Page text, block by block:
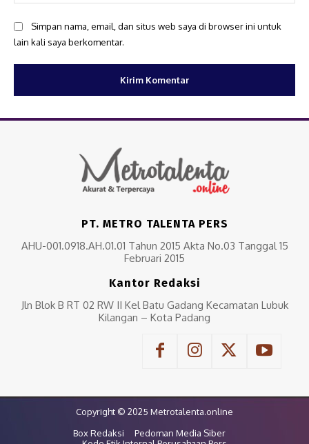
Simpan nama, email, dan situs web saya di browser ini untuk
lain kali saya berkomentar.
PT. METRO TALENTA PERS
AHU-001.0918.AH.01.01 Tahun 2015 Akta No.03 Tanggal 15
Februari 2015
Kantor Redaksi
Jln Blok B RT 02 RW II Kel Batu Gadang Kecamatan Lubuk
Kilangan – Kota Padang
Copyright © 2025 Metrotalenta.online
Box Redaksi
Pedoman Media Siber